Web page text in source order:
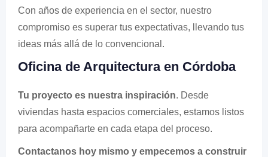
Con años de experiencia en el sector, nuestro
compromiso es superar tus expectativas, llevando tus
ideas más allá de lo convencional.
Oficina de Arquitectura en Córdoba
Tu proyecto es nuestra inspiración. Desde
viviendas hasta espacios comerciales, estamos listos
para acompañarte en cada etapa del proceso.
Contactanos hoy mismo y empecemos a construir